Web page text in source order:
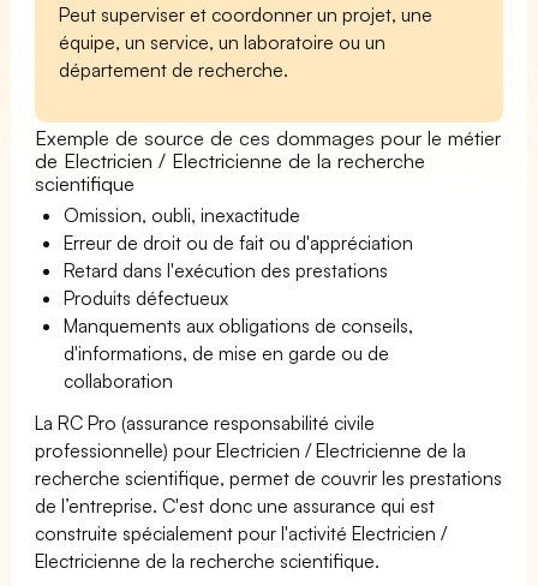
Peut superviser et coordonner un projet, une
équipe, un service, un laboratoire ou un
département de recherche.
Exemple de source de ces dommages pour le métier
de Electricien / Electricienne de la recherche
scientifique
Omission, oubli, inexactitude
Erreur de droit ou de fait ou d'appréciation
Retard dans l'exécution des prestations
Produits défectueux
Manquements aux obligations de conseils,
d'informations, de mise en garde ou de
collaboration
La RC Pro (assurance responsabilité civile
professionnelle) pour Electricien / Electricienne de la
recherche scientifique, permet de couvrir les prestations
de l’entreprise. C'est donc une assurance qui est
construite spécialement pour l'activité Electricien /
Electricienne de la recherche scientifique.